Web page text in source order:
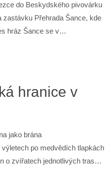
do Beskydského pivovárku
zastávku Přehrada Šance, kde
hráz Šance se v…
hranice v
jako brána
po medvědích tlapkách
o zvířatech jednotlivých tras…